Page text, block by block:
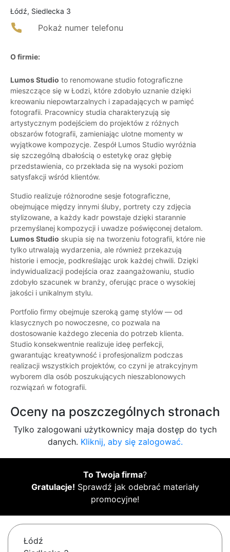
Łódź, Siedlecka 3
Pokaż numer telefonu
O firmie:
Lumos Studio to renomowane studio fotograficzne
mieszczące się w Łodzi, które zdobyło uznanie dzięki
kreowaniu niepowtarzalnych i zapadających w pamięć
fotografii. Pracownicy studia charakteryzują się
artystycznym podejściem do projektów z różnych
obszarów fotografii, zamieniając ulotne momenty w
wyjątkowe kompozycje. Zespół Lumos Studio wyróżnia
się szczególną dbałością o estetykę oraz głębię
przedstawienia, co przekłada się na wysoki poziom
satysfakcji wśród klientów.
Studio realizuje różnorodne sesje fotograficzne,
obejmujące między innymi śluby, portrety czy zdjęcia
stylizowane, a każdy kadr powstaje dzięki starannie
przemyślanej kompozycji i uwadze poświęconej detalom.
Lumos Studio skupia się na tworzeniu fotografii, które nie
tylko utrwalają wydarzenia, ale również przekazują
historie i emocje, podkreślając urok każdej chwili. Dzięki
indywidualizacji podejścia oraz zaangażowaniu, studio
zdobyło szacunek w branży, oferując prace o wysokiej
jakości i unikalnym stylu.
Portfolio firmy obejmuje szeroką gamę stylów — od
klasycznych po nowoczesne, co pozwala na
dostosowanie każdego zlecenia do potrzeb klienta.
Studio konsekwentnie realizuje ideę perfekcji,
gwarantując kreatywność i profesjonalizm podczas
realizacji wszystkich projektów, co czyni je atrakcyjnym
wyborem dla osób poszukujących nieszablonowych
rozwiązań w fotografii.
Oceny na poszczególnych stronach
Tylko zalogowani użytkownicy maja dostęp do tych
danych. Kliknij, aby się zalogować.
To Twoja firma?
Gratulacje! Sprawdź jak odebrać materiały
promocyjne!
Łódź